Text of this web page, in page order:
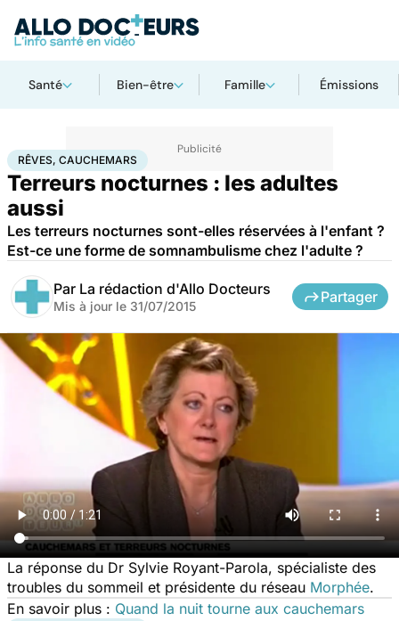
Santé Bien-être Famille Émissions
Accueil SantéRêves, cauchemars
RÊVES, CAUCHEMARS
Terreurs nocturnes : les adultes
aussi
Les terreurs nocturnes sont-elles réservées à l'enfant ?
Est-ce une forme de somnambulisme chez l'adulte ?
Par La rédaction d'Allo Docteurs
Mis à jour le 31/07/2015
Partager
La réponse du Dr Sylvie Royant-Parola, spécialiste des
troubles du sommeil et présidente du réseau Morphée.
En savoir plus : Quand la nuit tourne aux cauchemars